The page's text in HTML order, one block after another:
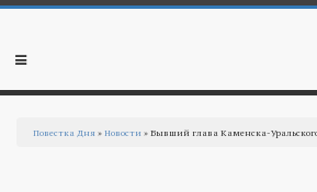
Перейти к основному содержанию
Мобильное
Повестка Дня »Новости » Бывший глава Каменска-Уральского